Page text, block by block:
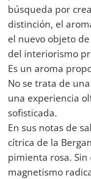
búsqueda por
distinción, el
el nuevo objeto
del interiorismo
​Es un aroma
No se trata de
una experiencia
sofisticada.
En sus notas de
cítrica de la
pimienta rosa.
magnetismo